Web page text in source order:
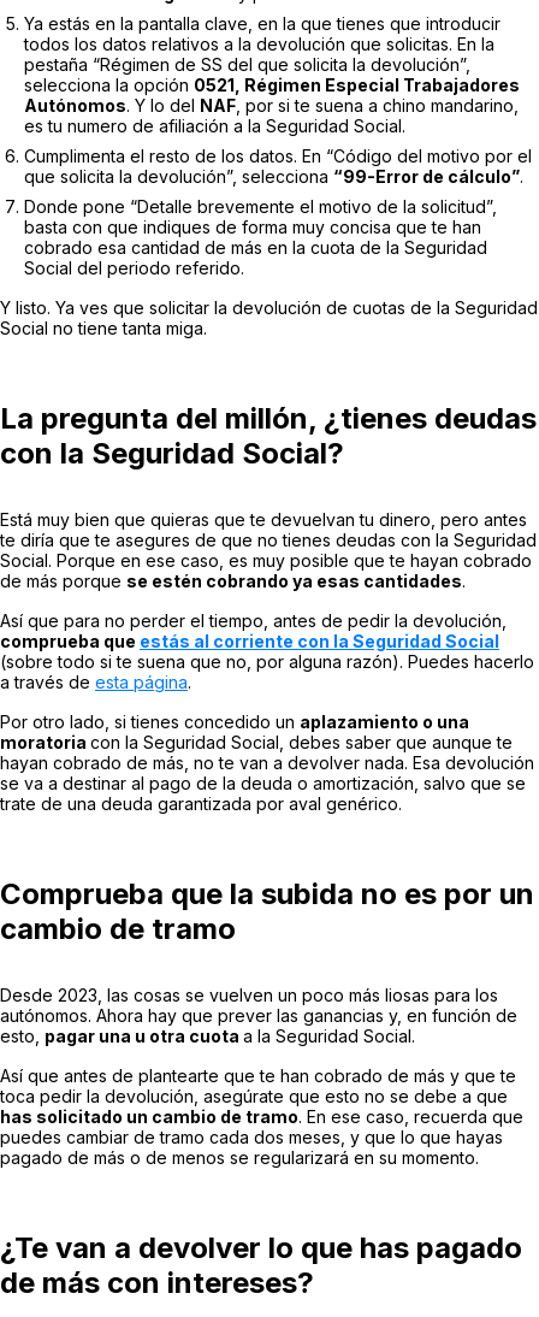
Ya estás en la pantalla clave, en la que tienes que introducir
todos los datos relativos a la devolución que solicitas. En la
pestaña “Régimen de SS del que solicita la devolución”,
selecciona la opción 0521, Régimen Especial Trabajadores
Autónomos. Y lo del NAF , por si te suena a chino mandarino,
es tu numero de afiliación a la Seguridad Social.
Cumplimenta el resto de los datos. En “Código del motivo por el
que solicita la devolución”, selecciona “99-Error de cálculo”.
Donde pone “Detalle brevemente el motivo de la solicitud”,
basta con que indiques de forma muy concisa que te han
cobrado esa cantidad de más en la cuota de la Seguridad
Social del periodo referido.
Y listo. Ya ves que solicitar la devolución de cuotas de la Seguridad
Social no tiene tanta miga.
La pregunta del millón, ¿tienes deudas
con la Seguridad Social?
Está muy bien que quieras que te devuelvan tu dinero, pero antes
te diría que te asegures de que no tienes deudas con la Seguridad
Social. Porque en ese caso, es muy posible que te hayan cobrado
de más porque se estén cobrando ya esas cantidades.
Así que para no perder el tiempo, antes de pedir la devolución,
comprueba que estás al corriente con la Seguridad Social
(sobre todo si te suena que no, por alguna razón). Puedes hacerlo
a través de esta página.
Por otro lado, si tienes concedido un aplazamiento o una
moratoria con la Seguridad Social, debes saber que aunque te
hayan cobrado de más, no te van a devolver nada. Esa devolución
se va a destinar al pago de la deuda o amortización, salvo que se
trate de una deuda garantizada por aval genérico.
Comprueba que la subida no es por un
cambio de tramo
Desde 2023, las cosas se vuelven un poco más liosas para los
autónomos. Ahora hay que prever las ganancias y, en función de
esto, pagar una u otra cuota a la Seguridad Social.
Así que antes de plantearte que te han cobrado de más y que te
toca pedir la devolución, asegúrate que esto no se debe a que
has solicitado un cambio de tramo. En ese caso, recuerda que
puedes cambiar de tramo cada dos meses, y que lo que hayas
pagado de más o de menos se regularizará en su momento.
¿Te van a devolver lo que has pagado
de más con intereses?